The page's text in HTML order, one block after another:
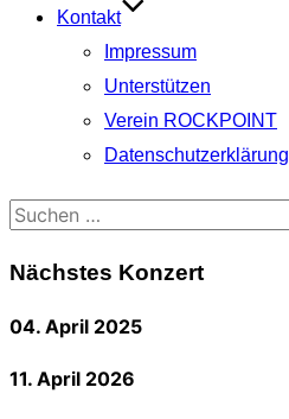
Kontakt
Impressum
Unterstützen
Verein ROCKPOINT
Datenschutzerklärung
Suchen
Nächstes Konzert
04. April 2025
11. April 2026